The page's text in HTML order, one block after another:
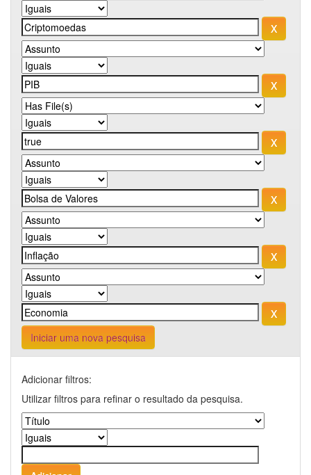
Iniciar uma nova pesquisa
Adicionar filtros:
Utilizar filtros para refinar o resultado da pesquisa.